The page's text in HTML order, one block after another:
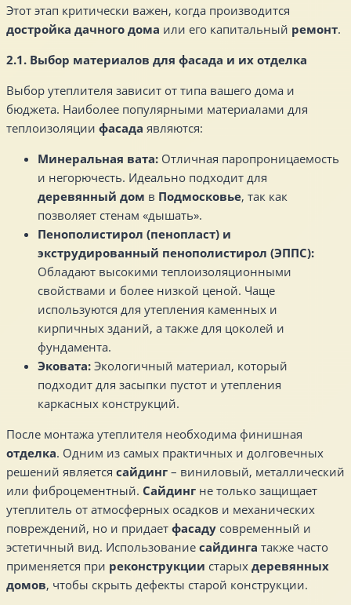
Этот этап критически важен, когда производится
достройка дачного дома или его капитальный ремонт.
2.1. Выбор материалов для фасада и их отделка
Выбор утеплителя зависит от типа вашего дома и
бюджета. Наиболее популярными материалами для
теплоизоляции фасада являются:
Минеральная вата: Отличная паропроницаемость
и негорючесть. Идеально подходит для
деревянный дом в Подмосковье, так как
позволяет стенам «дышать».
Пенополистирол (пенопласт) и
экструдированный пенополистирол (ЭППС):
Обладают высокими теплоизоляционными
свойствами и более низкой ценой. Чаще
используются для утепления каменных и
кирпичных зданий, а также для цоколей и
фундамента.
Эковата: Экологичный материал, который
подходит для засыпки пустот и утепления
каркасных конструкций.
После монтажа утеплителя необходима финишная
отделка. Одним из самых практичных и долговечных
решений является сайдинг – виниловый, металлический
или фиброцементный. Сайдинг не только защищает
утеплитель от атмосферных осадков и механических
повреждений, но и придает фасаду современный и
эстетичный вид. Использование сайдинга также часто
применяется при реконструкции старых деревянных
домов, чтобы скрыть дефекты старой конструкции.